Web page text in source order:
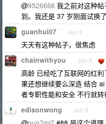
@9526666 我之前对这种
到。我还是 37 岁刚面试换
guanhui07 Jun 3
天天有这种帖子，很焦虑
chainwithyou Jun 3
高龄 已经吃了互联网的红
果还想继续要么深造 结合
者专职性能和安全 不行就
edisonwong Jun 3